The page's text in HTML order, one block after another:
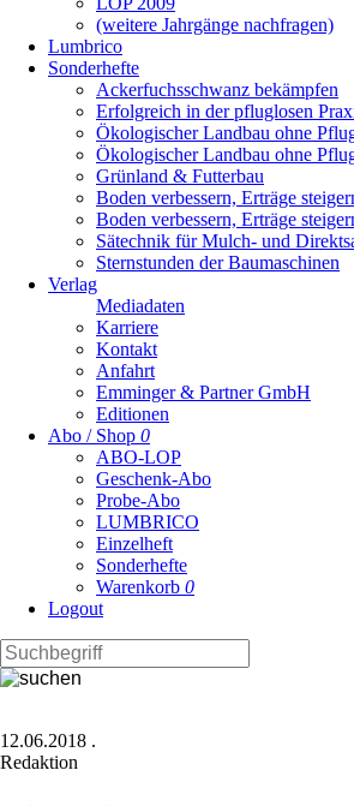
(weitere Jahrgänge nachfragen)
Lumbrico
Sonderhefte
Ackerfuchsschwanz bekämpfen
Erfolgreich in der pfluglosen
Ökologischer Landbau ohne
Ökologischer Landbau ohne
Grünland & Futterbau
Boden verbessern, Erträge
Boden verbessern, Erträge
Sätechnik für Mulch- und
Sternstunden der Baumaschinen
Verlag
Mediadaten
Karriere
Kontakt
Anfahrt
Emminger & Partner GmbH
Editionen
Abo / Shop 0
ABO-LOP
Geschenk-Abo
Probe-Abo
LUMBRICO
Einzelheft
Sonderhefte
Warenkorb 0
Logout
12.06.2018 .
Redaktion